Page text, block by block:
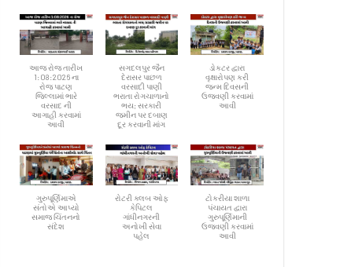
આજ રોજ તારીખ
1:08:2026 ના
રોજ પાટણ
જિલ્લામાં ભારે
વરસાદ ની
આગાહી કરવામાં
આવી
સગદલપુર જૈન
દેરાસર પાછળ
વરસાદી પાણી
ભરાતા રોગચાળાનો
ભય; સરકારી
જમીન પર દબાણ
દૂર કરવાની માંગ
ડોકટર દ્વારા
વૃક્ષારોપણ કરી
જન્મ દિવસની
ઉજવણી કરવામાં
આવી
ગુરુપૂર્ણિમાએ
સંતોએ આપ્યો
સમાજ ચિંતનનો
સંદેશ
રોટરી ક્લબ ઓફ
કેપિટલ
ગાંધીનગરની
અનોખી સેવા
પહેલ
ટોકરીયા શાળા
પંચાયત દ્વારા
ગુરુપૂર્ણિમાની
ઉજવણી કરવામાં
આવી